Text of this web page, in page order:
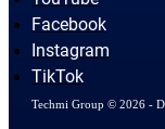
Facebook
Instagram
TikTok
Techmi Group © 2026 -